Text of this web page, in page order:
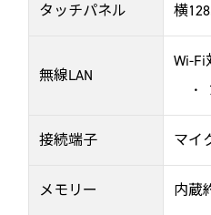
タッチパネル 横
無線LAN
Wi-Fi
接続端子 マイ
メモリー 内蔵